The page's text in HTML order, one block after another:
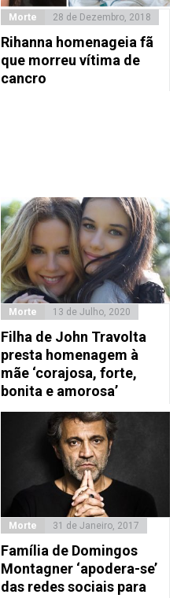
Morte 28 de Dezembro, 2018
Rihanna homenageia fã
que morreu vítima de
cancro
Morte 13 de Julho, 2020
Filha de John Travolta
presta homenagem à
mãe ‘corajosa, forte,
bonita e amorosa’
Morte 31 de Janeiro, 2017
Família de Domingos
Montagner ‘apodera-se’
das redes sociais para